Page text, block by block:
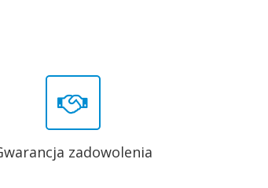
zadowolenia